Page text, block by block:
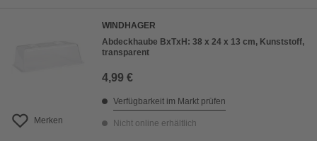
Merken
WINDHAGER
Abdeckhaube BxTxH: 38 x 24 x 13 cm, Kunststoff,
transparent
4,99 €
Verfügbarkeit im Markt prüfen
Nicht online erhältlich